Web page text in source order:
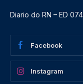
Diario do RN – ED
Facebook
Instagram